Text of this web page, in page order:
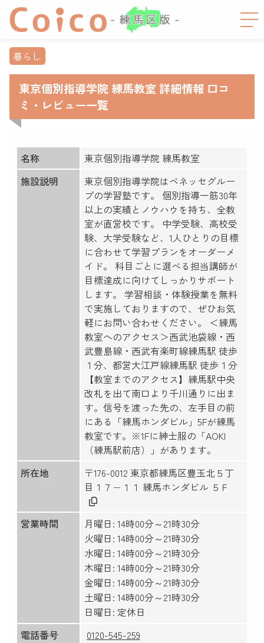
暮らし
東京個別指導学院 練馬教室 詳細情報 口コ
ミ・レビュー一覧
名称
東京個別指導学院 練馬教室
施設説明
東京個別指導学院はベネッセグルー
プの学習塾です。 個別指導一筋30年
以上の実績とノウハウを持ち、全教
室が直営校です。 中学受験、高校受
験、大学受験など、1人ひとりの目標
に合わせて学習プランをオーダーメ
イド。 科目ごとに選べる担当講師が
目標達成に向けてしっかりサポート
します。 学習相談・体験授業を無料
で実施しておりますので、ぜひお気
軽にお問い合わせください。 ＜練馬
教室へのアクセス＞西武池袋線・西
武豊島線・西武有楽町線練馬駅 徒歩
１分、都営大江戸線練馬駅 徒歩１分
【教室までのアクセス】練馬駅中央
改札を出て南口より千川通りに出ま
す。信号を渡った先の、左手目の前
にある「練馬ホンダビル」5Fが練馬
教室です。※1Fに紳士服の「AOKI
（練馬駅前店）」があります。
所在地
〒176-0012 東京都練馬区豊玉北５丁
目１７−１１ 練馬ホンダビル ５Ｆ
営業時間
月曜日: 14時00分～21時30分
火曜日: 14時00分～21時30分
水曜日: 14時00分～21時30分
木曜日: 14時00分～21時30分
金曜日: 14時00分～21時30分
土曜日: 14時00分～21時30分
日曜日: 定休日
電話番号
0120-545-259